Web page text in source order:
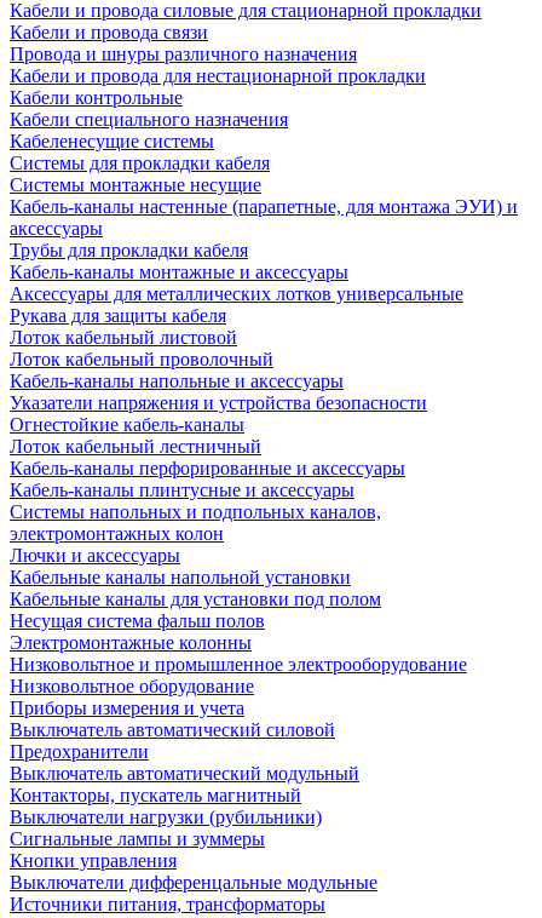
Кабели и провода силовые для стационарной прокладки
Кабели и провода связи
Провода и шнуры различного назначения
Кабели и провода для нестационарной прокладки
Кабели контрольные
Кабели специального назначения
Кабеленесущие системы
Системы для прокладки кабеля
Системы монтажные несущие
Кабель-каналы настенные (парапетные, для монтажа ЭУИ) и
аксессуары
Трубы для прокладки кабеля
Кабель-каналы монтажные и аксессуары
Аксессуары для металлических лотков универсальные
Рукава для защиты кабеля
Лоток кабельный листовой
Лоток кабельный проволочный
Кабель-каналы напольные и аксессуары
Указатели напряжения и устройства безопасности
Огнестойкие кабель-каналы
Лоток кабельный лестничный
Кабель-каналы перфорированные и аксессуары
Кабель-каналы плинтусные и аксессуары
Системы напольных и подпольных каналов,
электромонтажных колон
Лючки и аксессуары
Кабельные каналы напольной установки
Кабельные каналы для установки под полом
Несущая система фальш полов
Электромонтажные колонны
Низковольтное и промышленное электрооборудование
Низковольтное оборудование
Приборы измерения и учета
Выключатель автоматический силовой
Предохранители
Выключатель автоматический модульный
Контакторы, пускатель магнитный
Выключатели нагрузки (рубильники)
Сигнальные лампы и зуммеры
Кнопки управления
Выключатели дифференцальные модульные
Источники питания, трансформаторы